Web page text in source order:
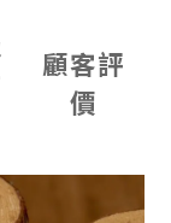
顧客評
價